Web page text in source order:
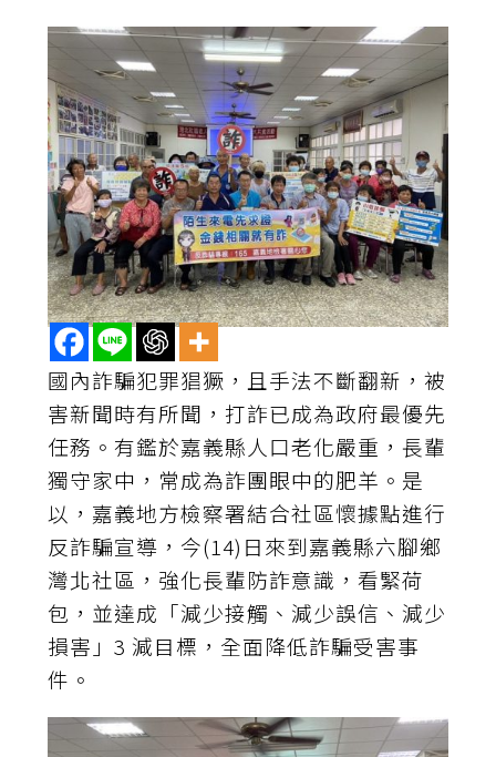
國內詐騙犯罪猖獗，且手法不斷翻新，被
害新聞時有所聞，打詐已成為政府最優先
任務。有鑑於嘉義縣人口老化嚴重，長輩
獨守家中，常成為詐團眼中的肥羊。是
以，嘉義地方檢察署結合社區懷據點進行
反詐騙宣導，今(14)日來到嘉義縣六腳鄉
灣北社區，強化長輩防詐意識，看緊荷
包，並達成「減少接觸、減少誤信、減少
損害」3 減目標，全面降低詐騙受害事
件。